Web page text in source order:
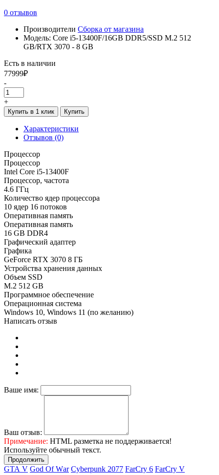
0 отзывов
Производители Сборка от магазина
Модель: Core i5-13400F/16GB DDR5/SSD M.2 512
GB/RTX 3070 - 8 GB
Есть в наличии
77999₽
-
+
Купить в 1 клик Купить
Характеристики
Отзывов (0)
Процессор
Процессор
Intel Core i5-13400F
Процессор, частота
4.6 ГГц
Количество ядер процессора
10 ядер 16 потоков
Оперативная память
Оперативная память
16 GB DDR4
Графический адаптер
Графика
GeForce RTX 3070 8 ГБ
Устройства хранения данных
Объем SSD
M.2 512 GB
Программное обеспечение
Операционная система
Windows 10, Windows 11 (по желанию)
Написать отзыв
Ваше имя:
Ваш отзыв:
Примечание: HTML разметка не поддерживается!
Используйте обычный текст.
Продолжить
GТА V Gоd Оf Wаr Cyberpunk 2077 FаrСry 6 FarCry V